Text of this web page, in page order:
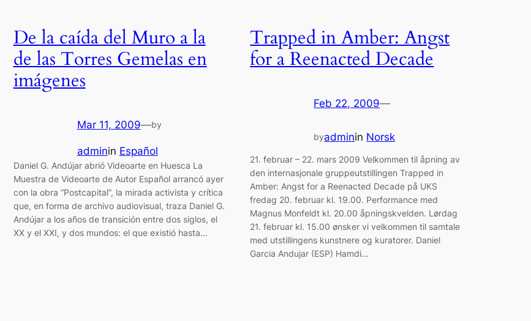
De la caída del Muro a la
de las Torres Gemelas en
imágenes
Mar 11, 2009—by
adminin Español
Daniel G. Andújar abrió Videoarte en Huesca La
Muestra de Videoarte de Autor Español arrancó ayer
con la obra “Postcapital”, la mirada activista y crítica
que, en forma de archivo audiovisual, traza Daniel G.
Andújar a los años de transición entre dos siglos, el
XX y el XXI, y dos mundos: el que existió hasta…
Trapped in Amber: Angst
for a Reenacted Decade
Feb 22, 2009—
byadminin Norsk
21. februar – 22. mars 2009 Velkommen til åpning av
den internasjonale gruppeutstillingen Trapped in
Amber: Angst for a Reenacted Decade på UKS
fredag 20. februar kl. 19.00. Performance med
Magnus Monfeldt kl. 20.00 åpningskvelden. Lørdag
21. februar kl. 15.00 ønsker vi velkommen til samtale
med utstillingens kunstnere og kuratorer. Daniel
Garcia Andujar (ESP) Hamdi…